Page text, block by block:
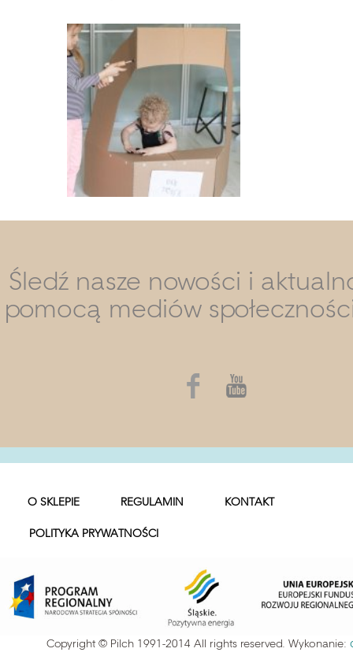
Śledź nasze nowości i
pomocą mediów
O SKLEPIE REGULAMIN KONTAKT
POLITYKA PRYWATNOŚCI
Copyright © Pilch 1991-2014 All rights reserved. Wykonanie: